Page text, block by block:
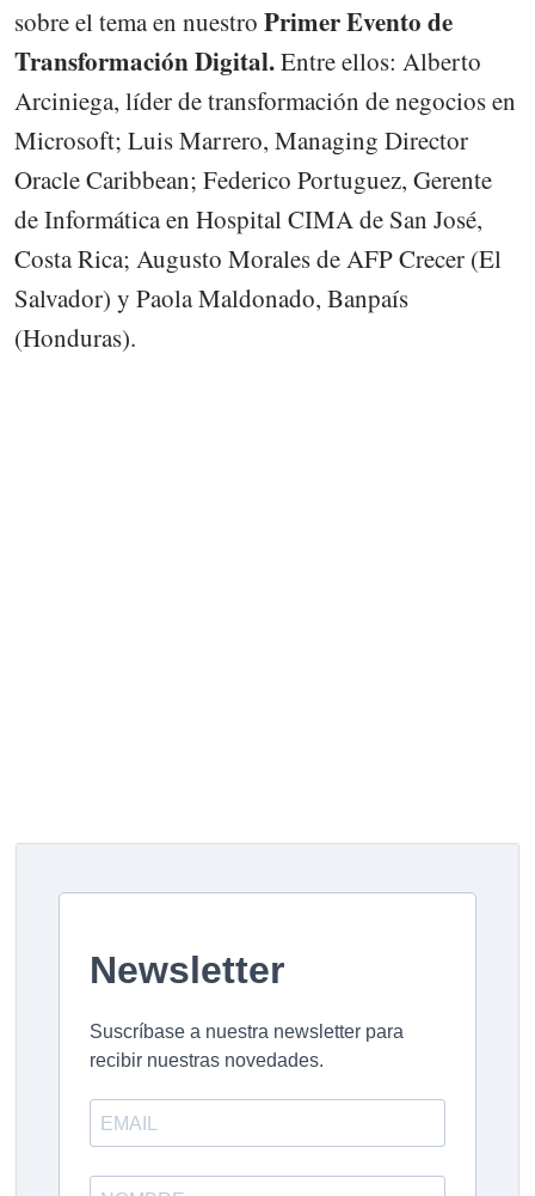
sobre el tema en nuestro Primer Evento de
Transformación Digital.Entre ellos: Alberto
Arciniega, líder de transformación de negocios en
Microsoft; Luis Marrero, Managing Director
Oracle Caribbean; Federico Portuguez, Gerente
de Informática en Hospital CIMA de San José,
Costa Rica; Augusto Morales de AFP Crecer (El
Salvador) y Paola Maldonado, Banpaís
(Honduras).